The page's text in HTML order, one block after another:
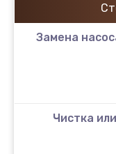
Замена
Чистка